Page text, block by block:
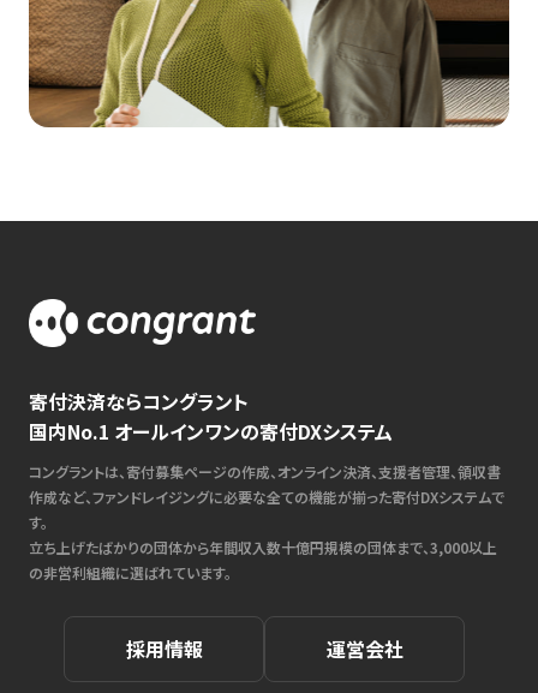
寄付決済ならコングラント
国内No.1 オールインワンの寄付DXシステム
コングラントは、寄付募集ページの作成、オンライン決済、支援者管理、領収書
作成など、ファンドレイジングに必要な全ての機能が揃った寄付DXシステムで
す。
立ち上げたばかりの団体から年間収入数十億円規模の団体まで、3,000以上
の非営利組織に選ばれています。
採用情報 運営会社